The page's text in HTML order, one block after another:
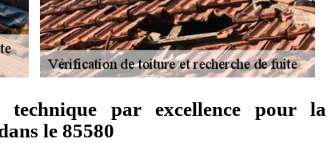
par excellence pour la
le 85580